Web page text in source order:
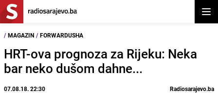
/ MAGAZIN / FORWARDUSHA
HRT-ova prognoza za Rijeku: Neka
bar neko dušom dahne...
07.08.18. 22:30 Radiosarajevo.ba